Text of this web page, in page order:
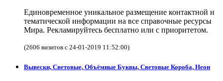
Единовременное уникальное размещение контактной и
тематической информации на все справочные ресурсы
Мира. Рекламируйтесь бесплатно или с приоритетом.
(2606 визитов с 24-01-2019 11:52:00)
Вывески, Световые, Объёмные Буквы, Световые Короба, Неон